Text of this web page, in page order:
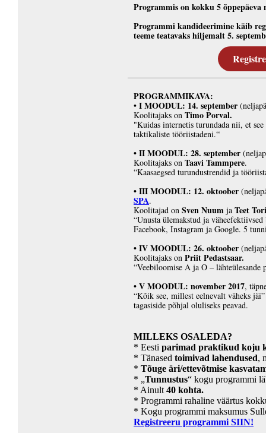
Programmis on kokku 5 õppepäeva
Programmi kandideerimine käib
teeme teatavaks hiljemalt 5.
PROGRAMMIKAVA:
• I MOODUL: 14. september
Koolitajaks on Timo Porval.
"Kuidas internetis turundada nii, et
taktikaliste tööriistadeni.“
• II MOODUL: 28. september
Koolitajaks on Taavi Tammpere.
“Kaasaegsed turundustrendid ja
• III MOODUL: 12. oktoober
SPA.
Koolitajad on Sven Nuum ja Teet
“Unusta ülemakstud ja
Facebook, Instagram ja Google. 5
• IV MOODUL: 26. oktoober
Koolitajaks on Priit Pedastsaar.
“Veebiloomise A ja O – lähteülesande
• V MOODUL: november 2017,
“Kõik see, millest eelnevalt väheks
tagasiside põhjal oluliseks peavad.
MILLEKS OSALEDA?
* Eesti parimad praktikud koju
* Tänased toimivad lahendused,
* Tõuge äri/ettevõtmise
* „Tunnustus“ kogu programmi
* Ainult 40 kohta.
* Programmi rahaline väärtus
* Kogu programmi maksumus
Registreeru programmi SIIN!